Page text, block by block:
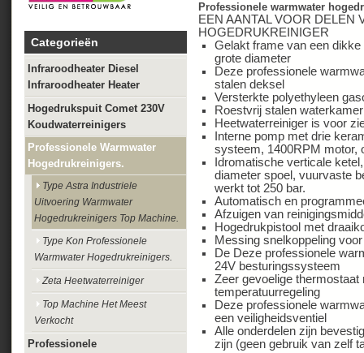
Categorieën
Infraroodheater Diesel
Infraroodheater Heater
Hogedrukspuit Comet 230V
Koudwaterreinigers
Professionele Warmwater
Hogedrukreinigers.
Type Astra Industriele
Uitvoering Warmwater
Hogedrukreinigers Top Machine.
Type Kon Professionele
Warmwater Hogedrukreinigers.
Zeta Heetwaterreiniger
Top Machine Het Meest
Verkocht
Professionele
Professionele warmwater
EEN AANTAL VOOR DELEN
HOGEDRUKREINIGER
Gelakt frame van een
grote diameter
Deze professionele
stalen deksel
Versterkte polyethyleen
Roestvrij stalen waterkamer
Heetwaterreiniger is voor
Interne pomp met drie
systeem, 1400RPM motor,
Idromatische verticale
diameter spoel, vuurvaste
werkt tot 250 bar.
Automatisch en
Afzuigen van
Hogedrukpistool met
Messing snelkoppeling
De Deze professionele
24V besturingssysteem
Zeer gevoelige
temperatuurregeling
Deze professionele
een veiligheidsventiel
Alle onderdelen zijn
zijn (geen gebruik van zelf